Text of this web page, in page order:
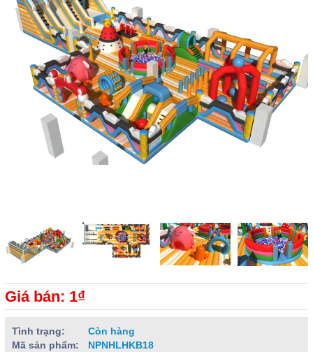
Giá bán: 1₫
Tình trạng:
Còn hàng
Mã sản phẩm:
NPNHLHKB18